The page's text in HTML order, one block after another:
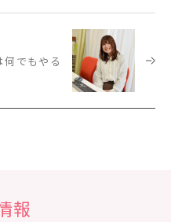
でもやる
報